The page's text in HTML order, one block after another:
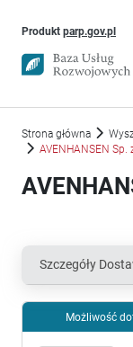
Produkt parp.gov.pl
Strona główna
AVENHANSEN Sp.
Możliwość
Szczegóły